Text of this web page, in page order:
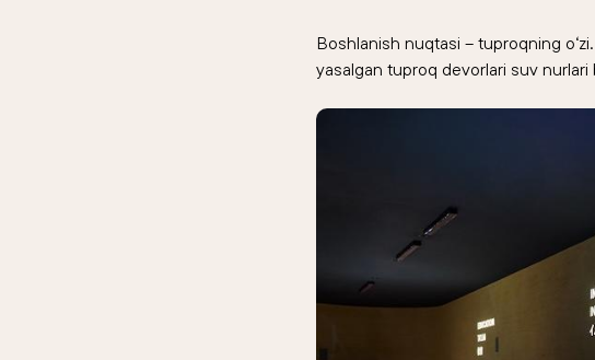
Boshlanish nuqtasi – tuproqning
yasalgan tuproq devorlari suv